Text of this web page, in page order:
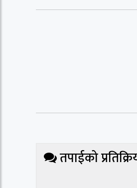
तपाईको